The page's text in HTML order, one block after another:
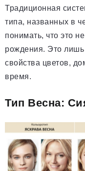
Традиционная
типа, названных в
понимать, что это
рождения. Это
свойства цветов,
время.
Тип Весна: